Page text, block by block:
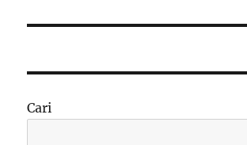
Cari